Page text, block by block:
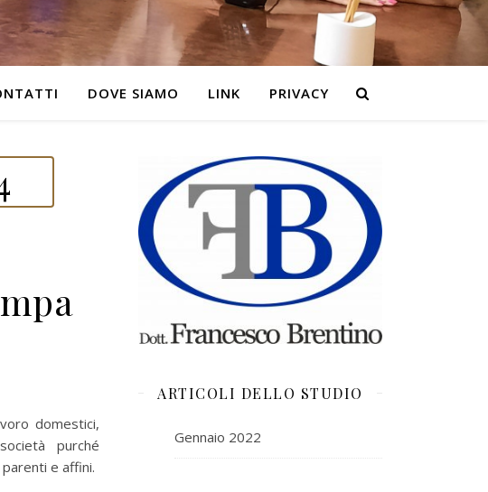
DOVE SIAMO LINK PRIVACY
domestici,
purché
e affini.
ARTICOLI DELLO STUDIO
Gennaio 2022